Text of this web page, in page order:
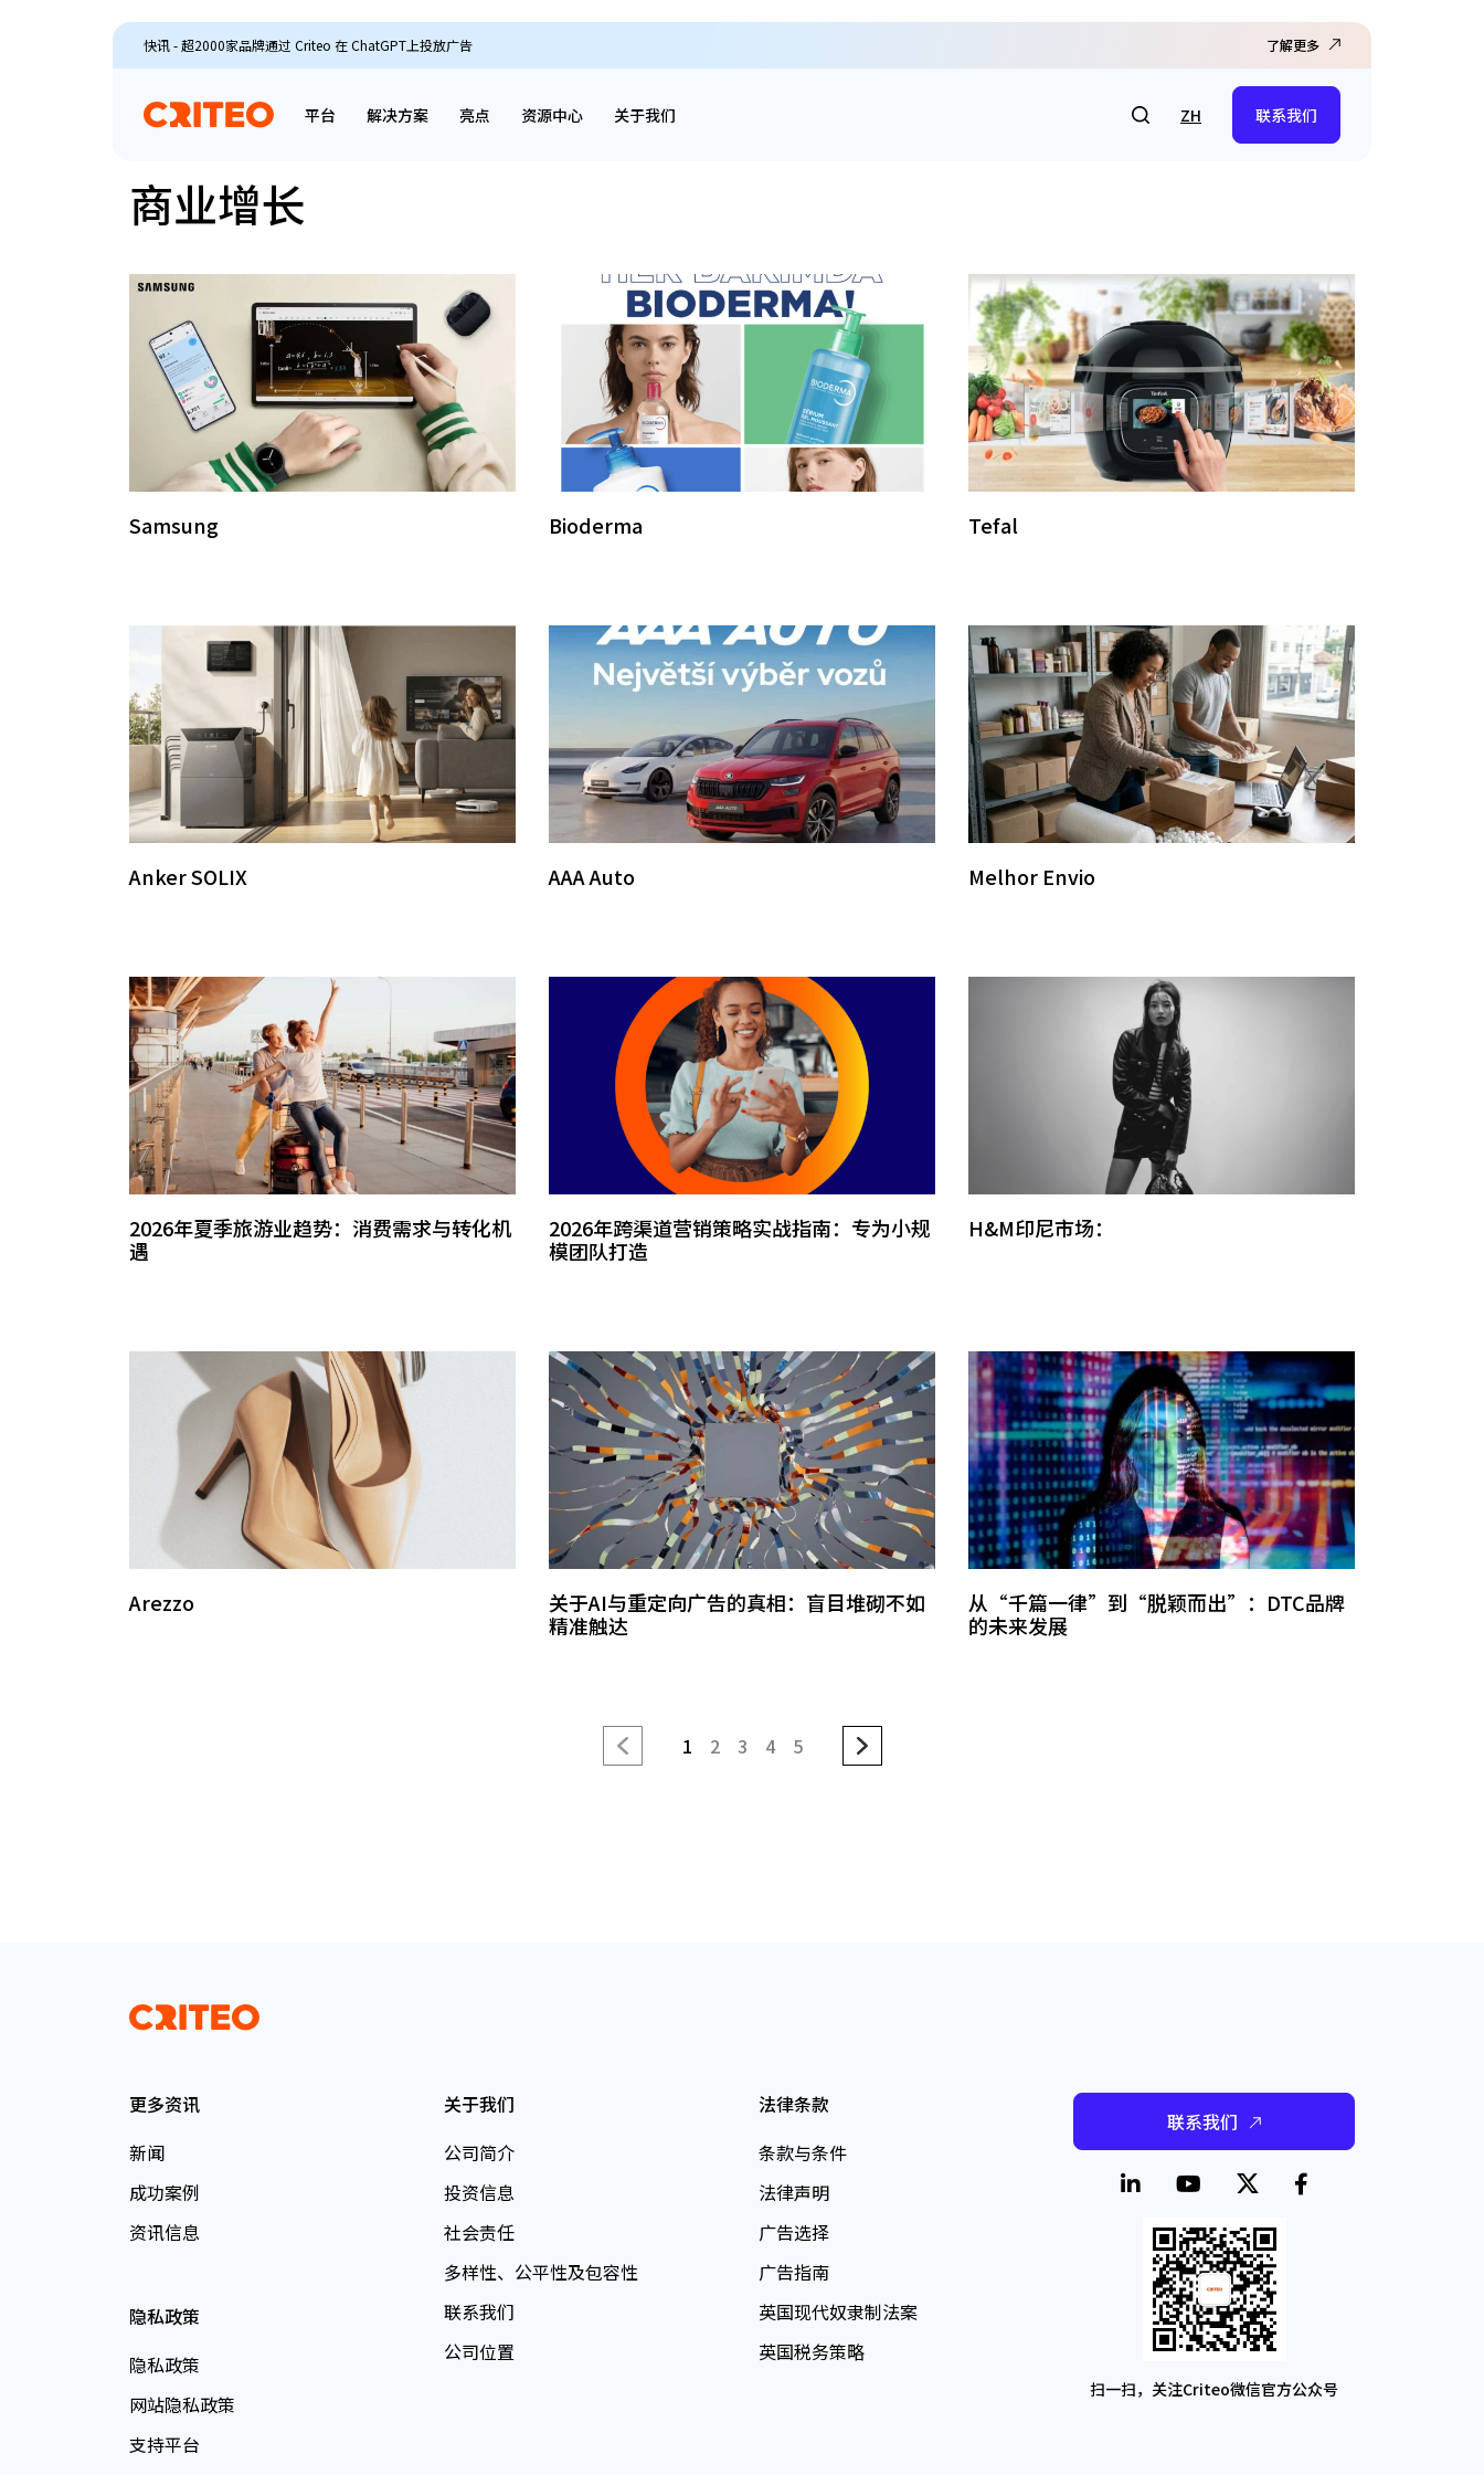
快讯 - 超2000家品牌通过 Criteo 在 ChatGPT上投放广告 了解更多
平台 解决方案 亮点 资源中心 关于我们 ZH 联系我们
商业增长
Samsung Bioderma Tefal
Anker SOLIX AAA Auto Melhor Envio
2026年夏季旅游业趋势：消费需求与转化机
遇
2026年跨渠道营销策略实战指南：专为小规
模团队打造
H&M印尼市场：
Arezzo
关于AI与重定向广告的真相：盲目堆砌不如
精准触达
从“千篇一律”到“脱颖而出”：DTC品牌
的未来发展
1 2 3 4 5
更多资讯
新闻
成功案例
资讯信息
隐私政策
隐私政策
网站隐私政策
支持平台
关于我们
公司简介
投资信息
社会责任
多样性、公平性及包容性
联系我们
公司位置
法律条款
条款与条件
法律声明
广告选择
广告指南
英国现代奴隶制法案
英国税务策略
联系我们
扫一扫，关注Criteo微信官方公众号